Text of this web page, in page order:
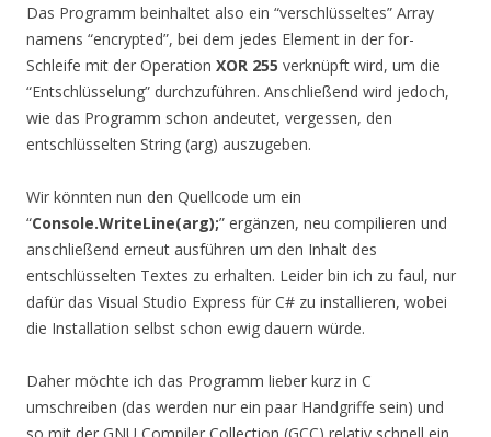
Das Programm beinhaltet also ein “verschlüsseltes” Array
namens “encrypted”, bei dem jedes Element in der for-
Schleife mit der Operation XOR 255 verknüpft wird, um die
“Entschlüsselung” durchzuführen. Anschließend wird jedoch,
wie das Programm schon andeutet, vergessen, den
entschlüsselten String (arg) auszugeben.
Wir könnten nun den Quellcode um ein
“Console.WriteLine(arg);” ergänzen, neu compilieren und
anschließend erneut ausführen um den Inhalt des
entschlüsselten Textes zu erhalten. Leider bin ich zu faul, nur
dafür das Visual Studio Express für C# zu installieren, wobei
die Installation selbst schon ewig dauern würde.
Daher möchte ich das Programm lieber kurz in C
umschreiben (das werden nur ein paar Handgriffe sein) und
so mit der GNU Compiler Collection (GCC) relativ schnell ein